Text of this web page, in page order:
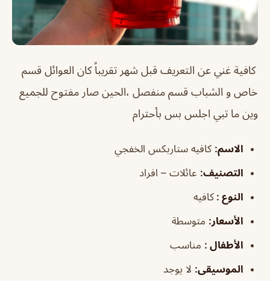
كافية غني عن التعريف قبل شهر تقريباً كان العوائل قسم
خاص و الشباب قسم منفصل ،الحين صار مفتوح للجميع
وين ما تبي اجلس بس بأحترام
الاسم: كافيه ستاربكس الخفجي
التصنيف: عائلات – افراد
النوع : كافيه
الأسعار: متوسطة
الأطفال : مناسب
الموسيقى: لا يوجد